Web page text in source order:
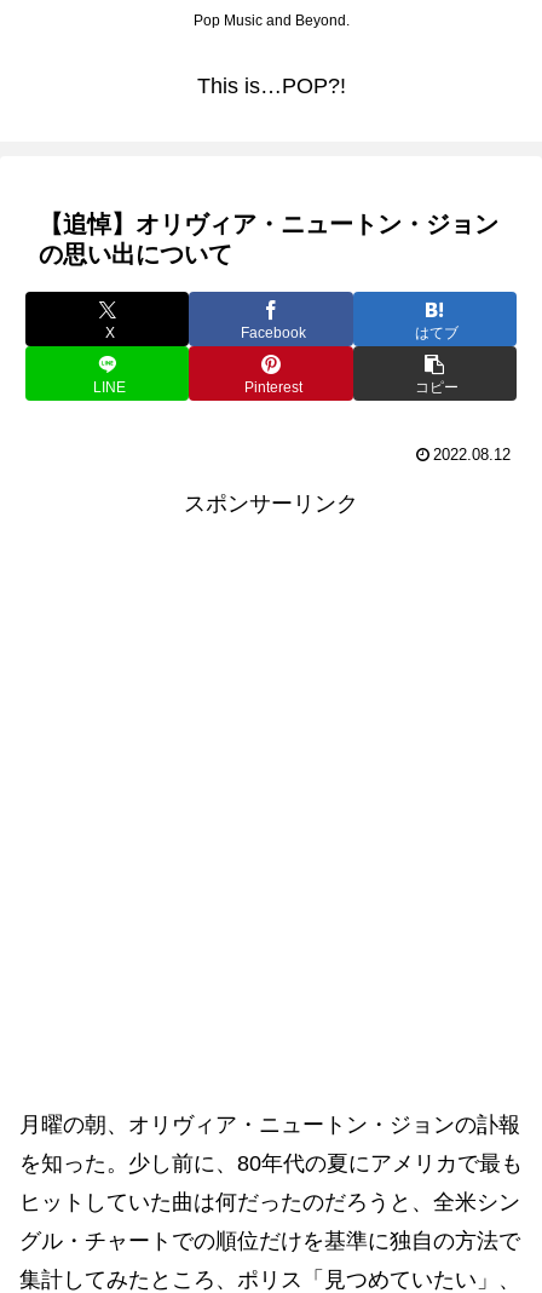
Pop Music and Beyond.
This is…POP?!
【追悼】オリヴィア・ニュートン・ジョン
の思い出について
X Facebook はてブ
LINE Pinterest コピー
2022.08.12
スポンサーリンク
月曜の朝、オリヴィア・ニュートン・ジョンの訃報
を知った。少し前に、80年代の夏にアメリカで最も
ヒットしていた曲は何だったのだろうと、全米シン
グル・チャートでの順位だけを基準に独自の方法で
集計してみたところ、ポリス「見つめていたい」、